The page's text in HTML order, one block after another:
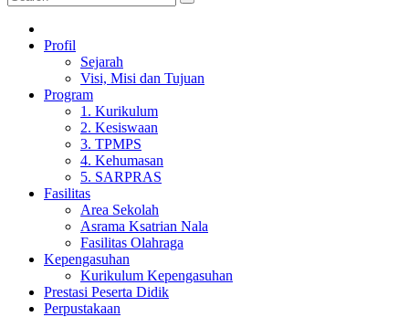
Profil
Sejarah
Visi, Misi dan Tujuan
Program
1. Kurikulum
2. Kesiswaan
3. TPMPS
4. Kehumasan
5. SARPRAS
Fasilitas
Area Sekolah
Asrama Ksatrian Nala
Fasilitas Olahraga
Kepengasuhan
Kurikulum Kepengasuhan
Prestasi Peserta Didik
Perpustakaan